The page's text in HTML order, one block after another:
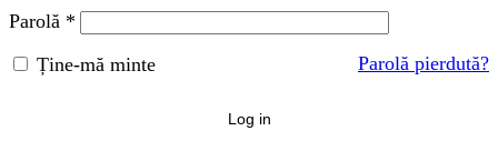
Parolă *
Parolă pierdută?
Ține-mă minte
Log in